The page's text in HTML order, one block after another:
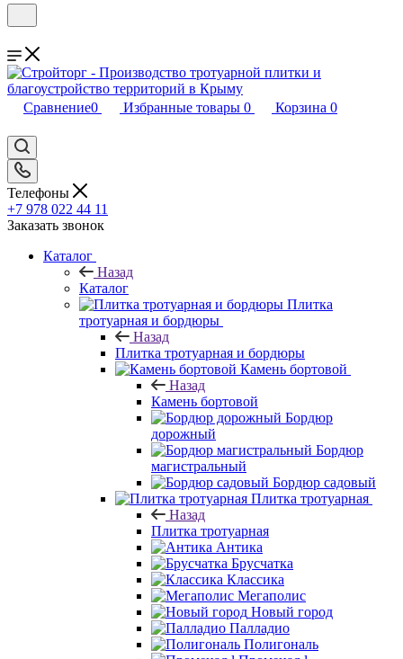
Сравнение0 Избранные товары 0 Корзина 0
Телефоны
+7 978 022 44 11
Заказать звонок
Каталог
Назад
Каталог
Плитка
тротуарная и бордюры
Назад
Плитка тротуарная и бордюры
Камень бортовой
Назад
Камень бортовой
Бордюр
дорожный
Бордюр
магистральный
Бордюр садовый
Плитка тротуарная
Назад
Плитка тротуарная
Антика
Брусчатка
Классика
Мегаполис
Новый город
Палладио
Полигональ